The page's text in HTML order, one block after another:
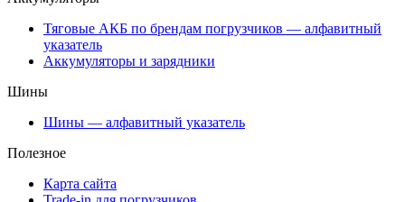
Тяговые АКБ по брендам погрузчиков — алфавитный
указатель
Аккумуляторы и зарядники
Шины
Шины — алфавитный указатель
Полезное
Карта сайта